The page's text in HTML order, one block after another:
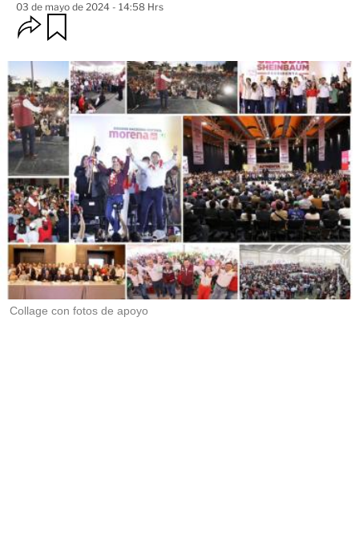
03 de mayo de 2024 - 14:58 Hrs
O
p
i
o
n
e
s
d
e
c
o
m
p
a
r
t
i
r
d
a
r
Collage con fotos de apoyo